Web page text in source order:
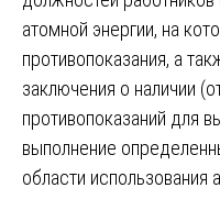
атомной энергии, на
противопоказания, а
заключения о наличии
противопоказаний для
выполнение
области использования